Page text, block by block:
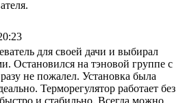
для своей дачи и выбирал
Остановился на тэновой группе с
не пожалел. Установка была
Терморегулятор работает без